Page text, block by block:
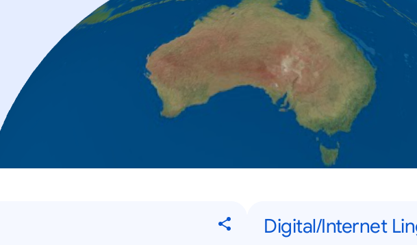
Digital/Internet